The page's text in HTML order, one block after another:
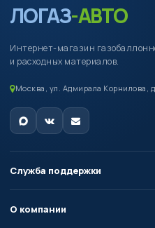
ЛОГАЗ-АВТО
Интернет-магазин
и расходных материалов.
Москва, ул. Адмирала Корнилова,
Служба поддержки
О компании